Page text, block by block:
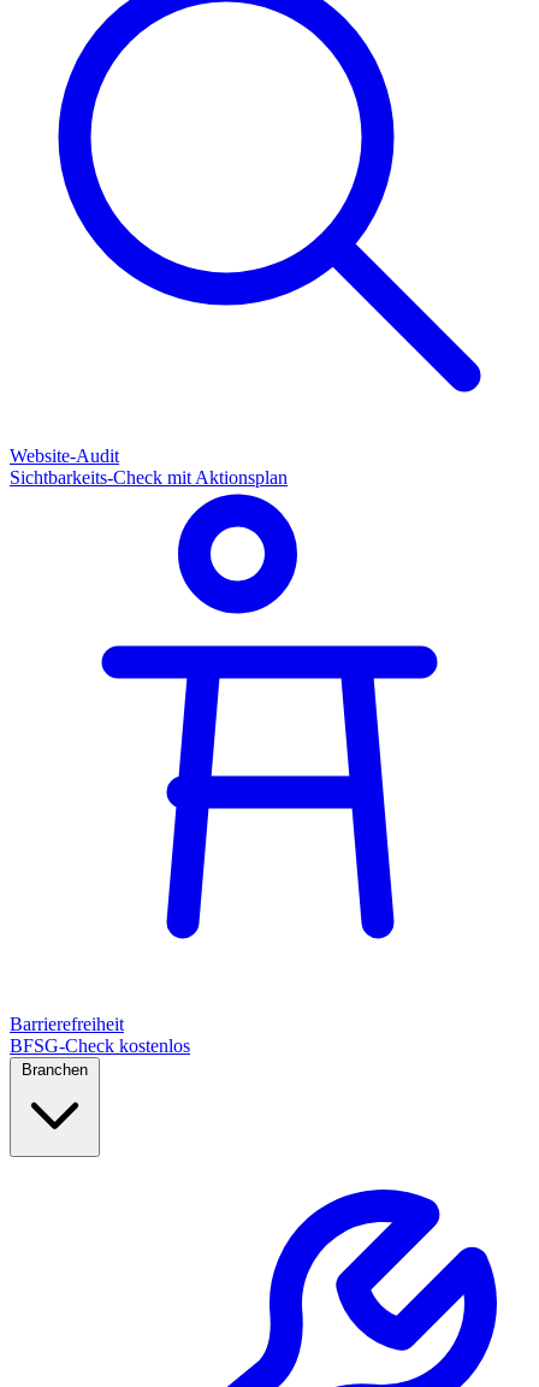
Website-Audit
Sichtbarkeits-Check mit Aktionsplan
Barrierefreiheit
BFSG-Check kostenlos